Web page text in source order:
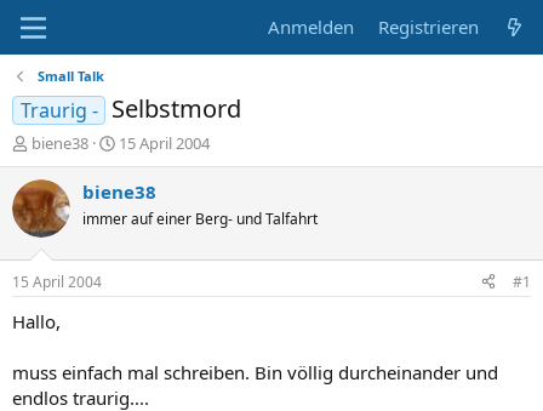
Anmelden Registrieren
Small Talk
Traurig - Selbstmord
E
r
s
t
e
e
r
biene38
E
r
s
e
t
15 April 2004
biene38
immer auf einer Berg- und Talfahrt
15 April 2004 #1
Hallo,
muss einfach mal schreiben. Bin völlig durcheinander und
endlos traurig....